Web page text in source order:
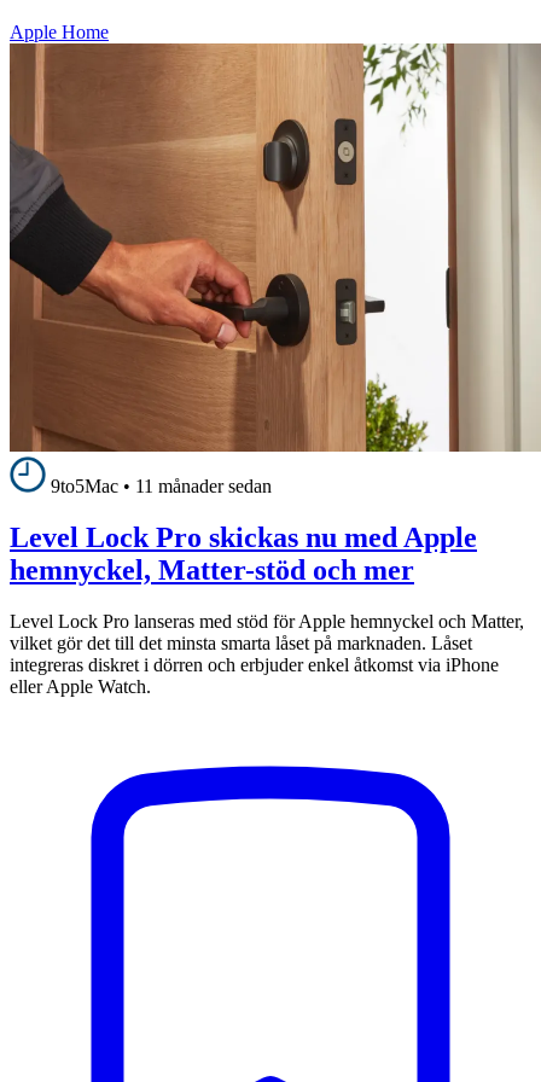
Apple Home
9to5Mac • 11 månader sedan
Level Lock Pro skickas nu med Apple
hemnyckel, Matter-stöd och mer
Level Lock Pro lanseras med stöd för Apple hemnyckel och Matter,
vilket gör det till det minsta smarta låset på marknaden. Låset
integreras diskret i dörren och erbjuder enkel åtkomst via iPhone
eller Apple Watch.